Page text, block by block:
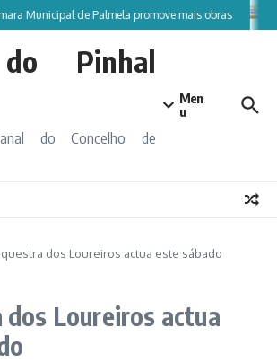
Municipal de Palmela promove mais obras
Pinhal
do Concelho de
Men
u
dos Loureiros actua este sábado
Loureiros actua